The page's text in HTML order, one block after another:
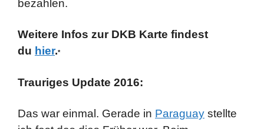
bezahlen.
Weitere Infos zur DKB Karte findest
du hier.*
Trauriges Update 2016:
Das war einmal. Gerade in Paraguay stellte